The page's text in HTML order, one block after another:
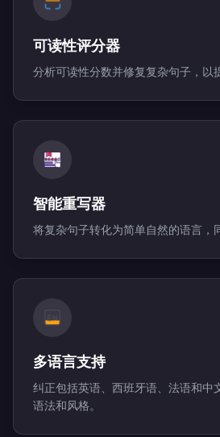
可读性评分器
分析可读性分数并修复复杂句子，以
智能重写器
将复杂句子转化为简单自然的语言，
多语言支持
纠正包括英语、西班牙语、法语和中
语法和风格。